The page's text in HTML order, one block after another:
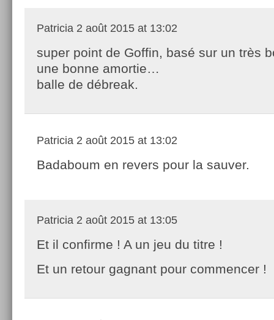
Patricia 2 août 2015 at 13:02
super point de Goffin, basé sur un très
une bonne amortie…
balle de débreak.
Patricia 2 août 2015 at 13:02
Badaboum en revers pour la sauver.
Patricia 2 août 2015 at 13:05
Et il confirme ! A un jeu du titre !
Et un retour gagnant pour commencer !